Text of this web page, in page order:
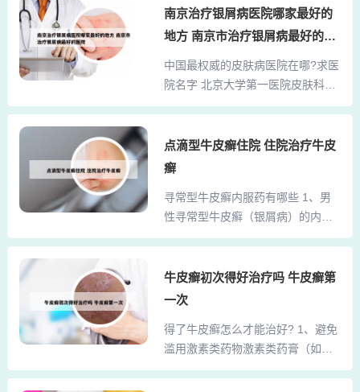
区域。药物过敏反应卡泊三醇作为
治疗银屑病的维生素D3衍生物，可
红、瘙痒、肿胀等。此类反应通常
短暂，但若症状严重（如大...
单克隆抗体，也是第一代用来治疗
银屑病的生物制剂。作用机制：通
而阻断其介导的炎症反应，达到治
疗银屑病的目的。特诺雅是强生公
司推出的IL-23靶向生物制剂，用于
为100mg/支，用药方式为皮下注
射，初始剂量为第0周、4周及之后
销政策，相当于14000元一支...
南京治疗银屑病医院哪家最好的
地方 南京市治疗银屑病最好的医
院
中国最权威的皮肤病医院在哪?求医
院名字 北京大学第一医院皮肤科在
科技条件方面尤为突出，综合排名
该院皮肤科在学术影响和科技产出
方面表现不俗，综合排名第九。 四
全国也具有较高的知名度和影响
力，综合排名第十。北京大学医院
皮肤科：作为国内一流的皮肤科医
学方面都有着深厚的积累，特别在
一些罕见皮肤病的诊治方面享有盛
院皮肤科是全国知名的皮肤科专
科，拥有先进的诊疗设...
点滴型牛皮癣住院 住院治疗牛皮
癣
寻常型牛皮癣内服药有哪些 1、男
性寻常型牛皮癣（银屑病）的内服
药主要包括以下几类：抗感染药物
菌素等抗生素或抗菌药物。作用机
制：细菌、病毒或真菌感染是银屑
可以达到治疗银屑病的目的。2、对
于皮疹常有红热肿痛特点的牛皮癣
患者，中医认为这属于热的范畴，
牛皮癣初次得好治疗吗 牛皮癣第
一次
得了牛皮癣怎么才能治好? 1、避免
滥用激素类药物激素类药膏（如糖
皮质激素）虽能快速缓解皮损、止